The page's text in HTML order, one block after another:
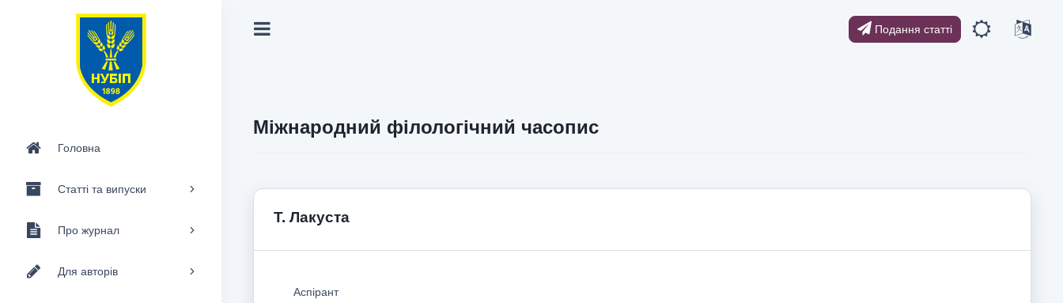
Головна
Статті та випуски
Про журнал
Для авторів
Подання статті
Міжнародний філологічний часопис
Т. Лакуста
Аспірант